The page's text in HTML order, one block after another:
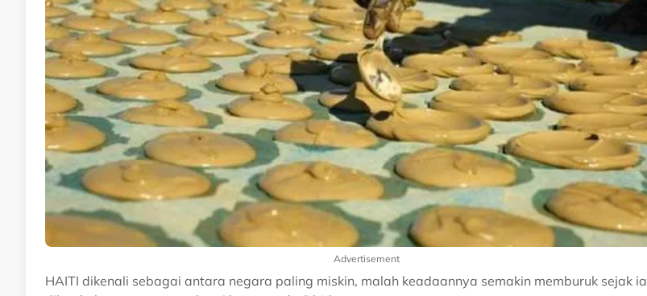
Advertisement
HAITI dikenali sebagai antara negara paling miskin, malah keadaannya semakin memburuk sejak ia